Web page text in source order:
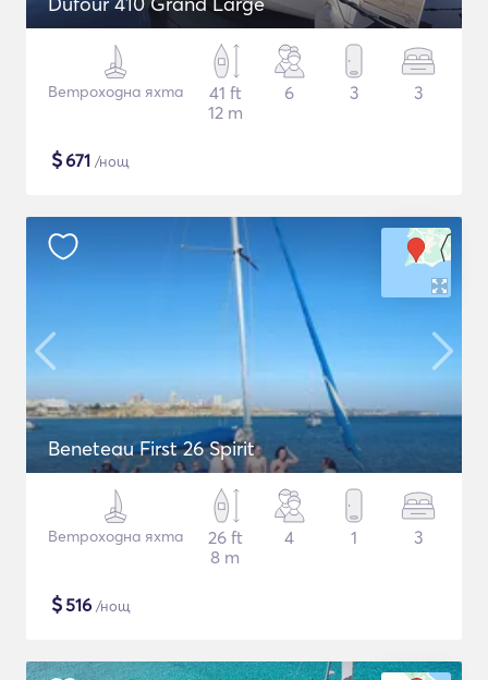
Ветроходна яхта
41 ft
12 m
6 3 3
$671 /нощ
Beneteau First 26 Spirit
Ветроходна яхта
26 ft
8 m
4 1 3
$516 /нощ